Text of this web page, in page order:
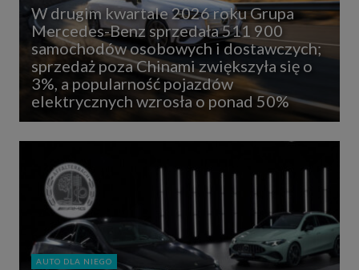
W drugim kwartale 2026 roku Grupa
Mercedes-Benz sprzedała 511 900
samochodów osobowych i dostawczych;
sprzedaż poza Chinami zwiększyła się o
3%, a popularność pojazdów
elektrycznych wzrosła o ponad 50%
AUTO DLA NIEGO